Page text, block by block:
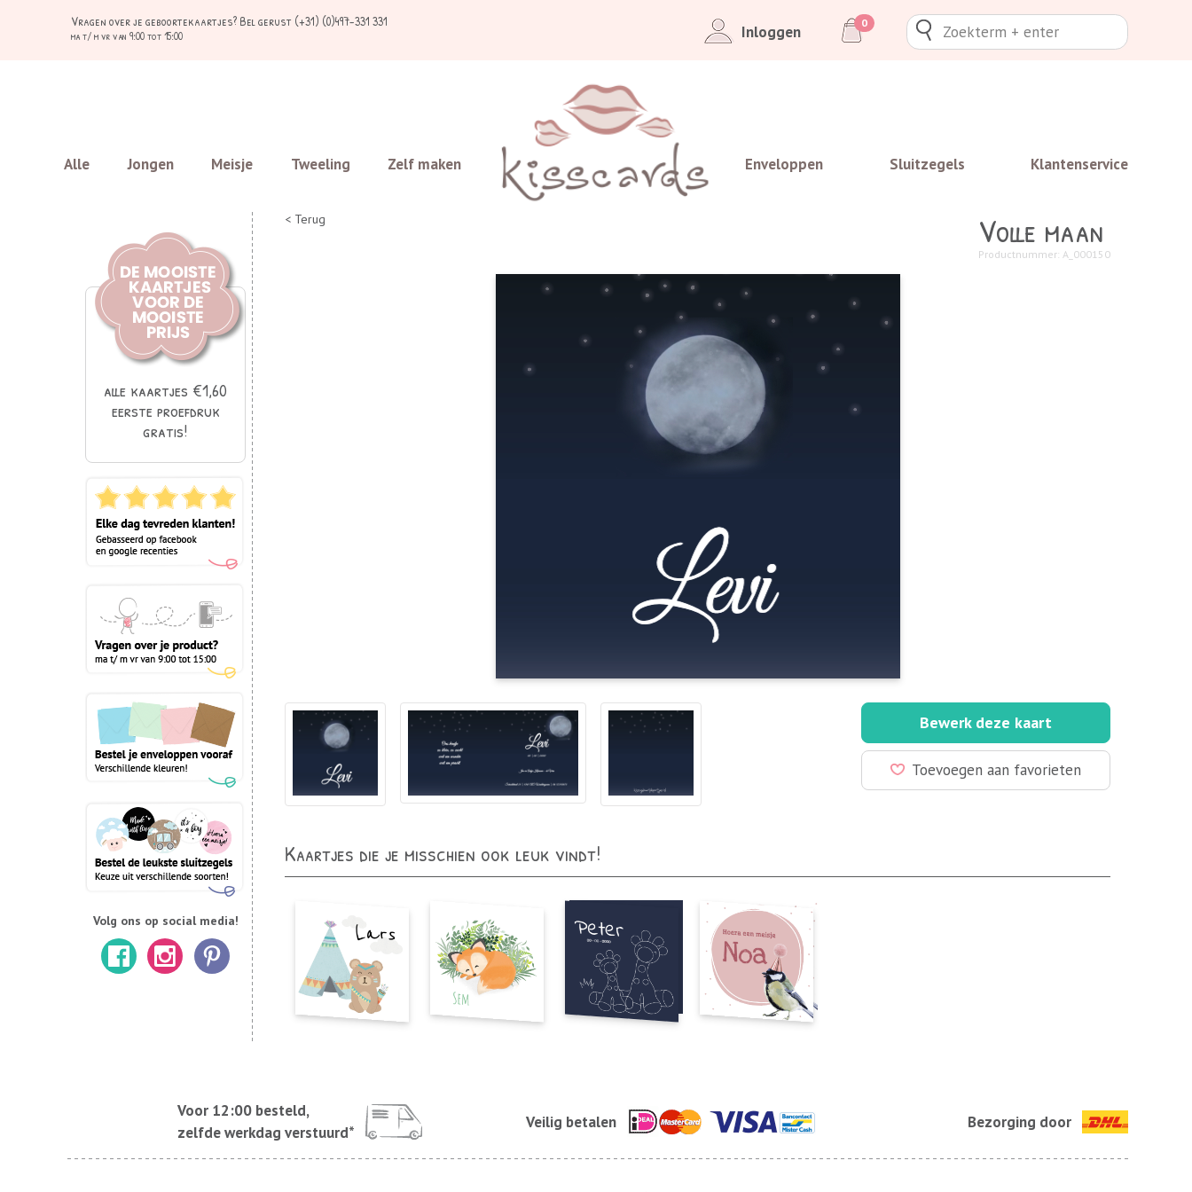
Vragen over je geboortekaartjes? Bel gerust (+31) (0)497-331 331
ma t/ m vr van 9:00 tot 15:00 Inloggen 0
Alle Jongen Meisje Tweeling Zelf maken Enveloppen Sluitzegels Klantenservice
alle kaartjes €1,60
eerste proefdruk
gratis!
Volg ons op social media!
< Terug Volle maan
Productnummer: A_000150
Bewerk deze kaart
Toevoegen aan favorieten
Kaartjes die je misschien ook leuk vindt!
Voor 12:00 besteld,
zelfde werkdag verstuurd*
Veilig betalen Bezorging door